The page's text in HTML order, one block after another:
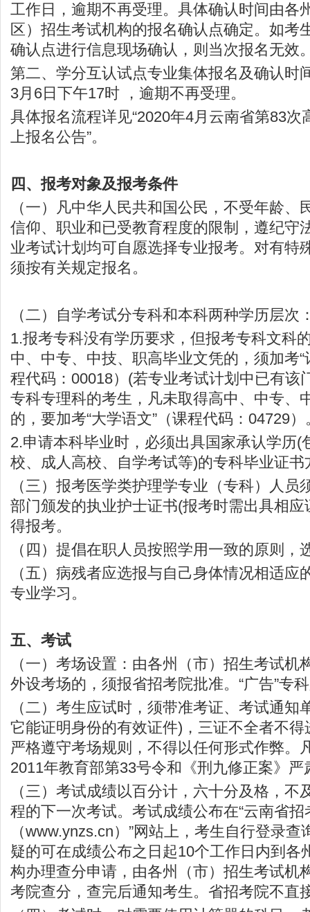
工作日，逾期不再受理。具体确认时间由各
区）招生考试机构的报名确认点确定。如考
确认点进行信息现场确认，则当次报名无效
第二、学分互认试点专业集体报名及确认时
3月6日下午17时 ，逾期不再受理。
具体报名流程详见“2020年4月云南省第83次
上报名公告”。
四、报考对象及报考条件
（一）凡中华人民共和国公民，不受年龄、
信仰、职业和已受教育程度的限制，遵纪守
业考试计划均可自愿选择专业报考。对有特
须按有关规定报名。
（二）自学考试分专科和本科两种学历层次
1.报考专科没有学历要求，但报考专科文科
中、中专、中技、职高毕业文凭的，须加考“
程代码：00018）(若专业考试计划中已有该
专科专理科的考生，凡未取得高中、中专、
的，要加考“大学语文”（课程代码：04729）
2.申请本科毕业时，必须出具国家承认学历(
校、成人高校、自学考试等)的专科毕业证书
（三）报考医学类护理学专业（专科）人员
部门颁发的执业护士证书(报考时需出具相
得报考。
（四）提倡在职人员按照学用一致的原则，
（五）病残者应选报与自己身体情况相适应
专业学习。
五、考试
（一）考场设置：由各州（市）招生考试机
外设考场的，须报省招考院批准。“广告”专
（二）考生应试时，须带准考证、考试通知
它能证明身份的有效证件)，三证不全者不
严格遵守考场规则，不得以任何形式作弊。
2011年教育部第33号令和《刑九修正案》严
（三）考试成绩以百分计，六十分及格，不
程的下一次考试。考试成绩公布在“云南省招
（www.ynzs.cn）”网站上，考生自行登录
疑的可在成绩公布之日起10个工作日内到各
构办理查分申请，由各州（市）招生考试机
考院查分，查完后通知考生。省招考院不直